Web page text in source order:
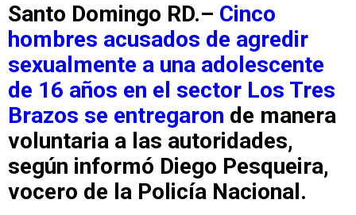
Santo Domingo RD.– Cinco
hombres acusados de agredir
sexualmente a una adolescente
de 16 años en el sector Los Tres
Brazos se entregaron de manera
voluntaria a las autoridades,
según informó Diego Pesqueira,
vocero de la Policía Nacional.